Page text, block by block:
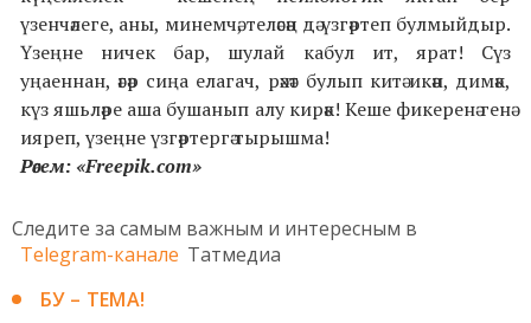
үзенчәлеге, аны, минемчә, теләсәң дә үзгәртеп булмыйдыр.
Үзеңне ничек бар, шулай кабул ит, ярат! Сүз
уңаеннан, әгәр сиңа елагач, рәхәт булып китә икән, димәк,
күз яшьләре аша бушанып алу кирәк! Кеше фикеренә генә
ияреп, үзеңне үзгәртергә тырышма!
Рәсем: «Freepik.com»
Следите за самым важным и интересным в
Telegram-канале Татмедиа
БУ – ТЕМА!